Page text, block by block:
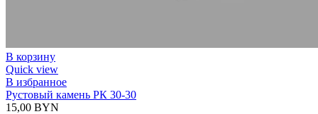
В корзину
Quick view
В избранное
Рустовый камень РК 30-30
15,00 BYN